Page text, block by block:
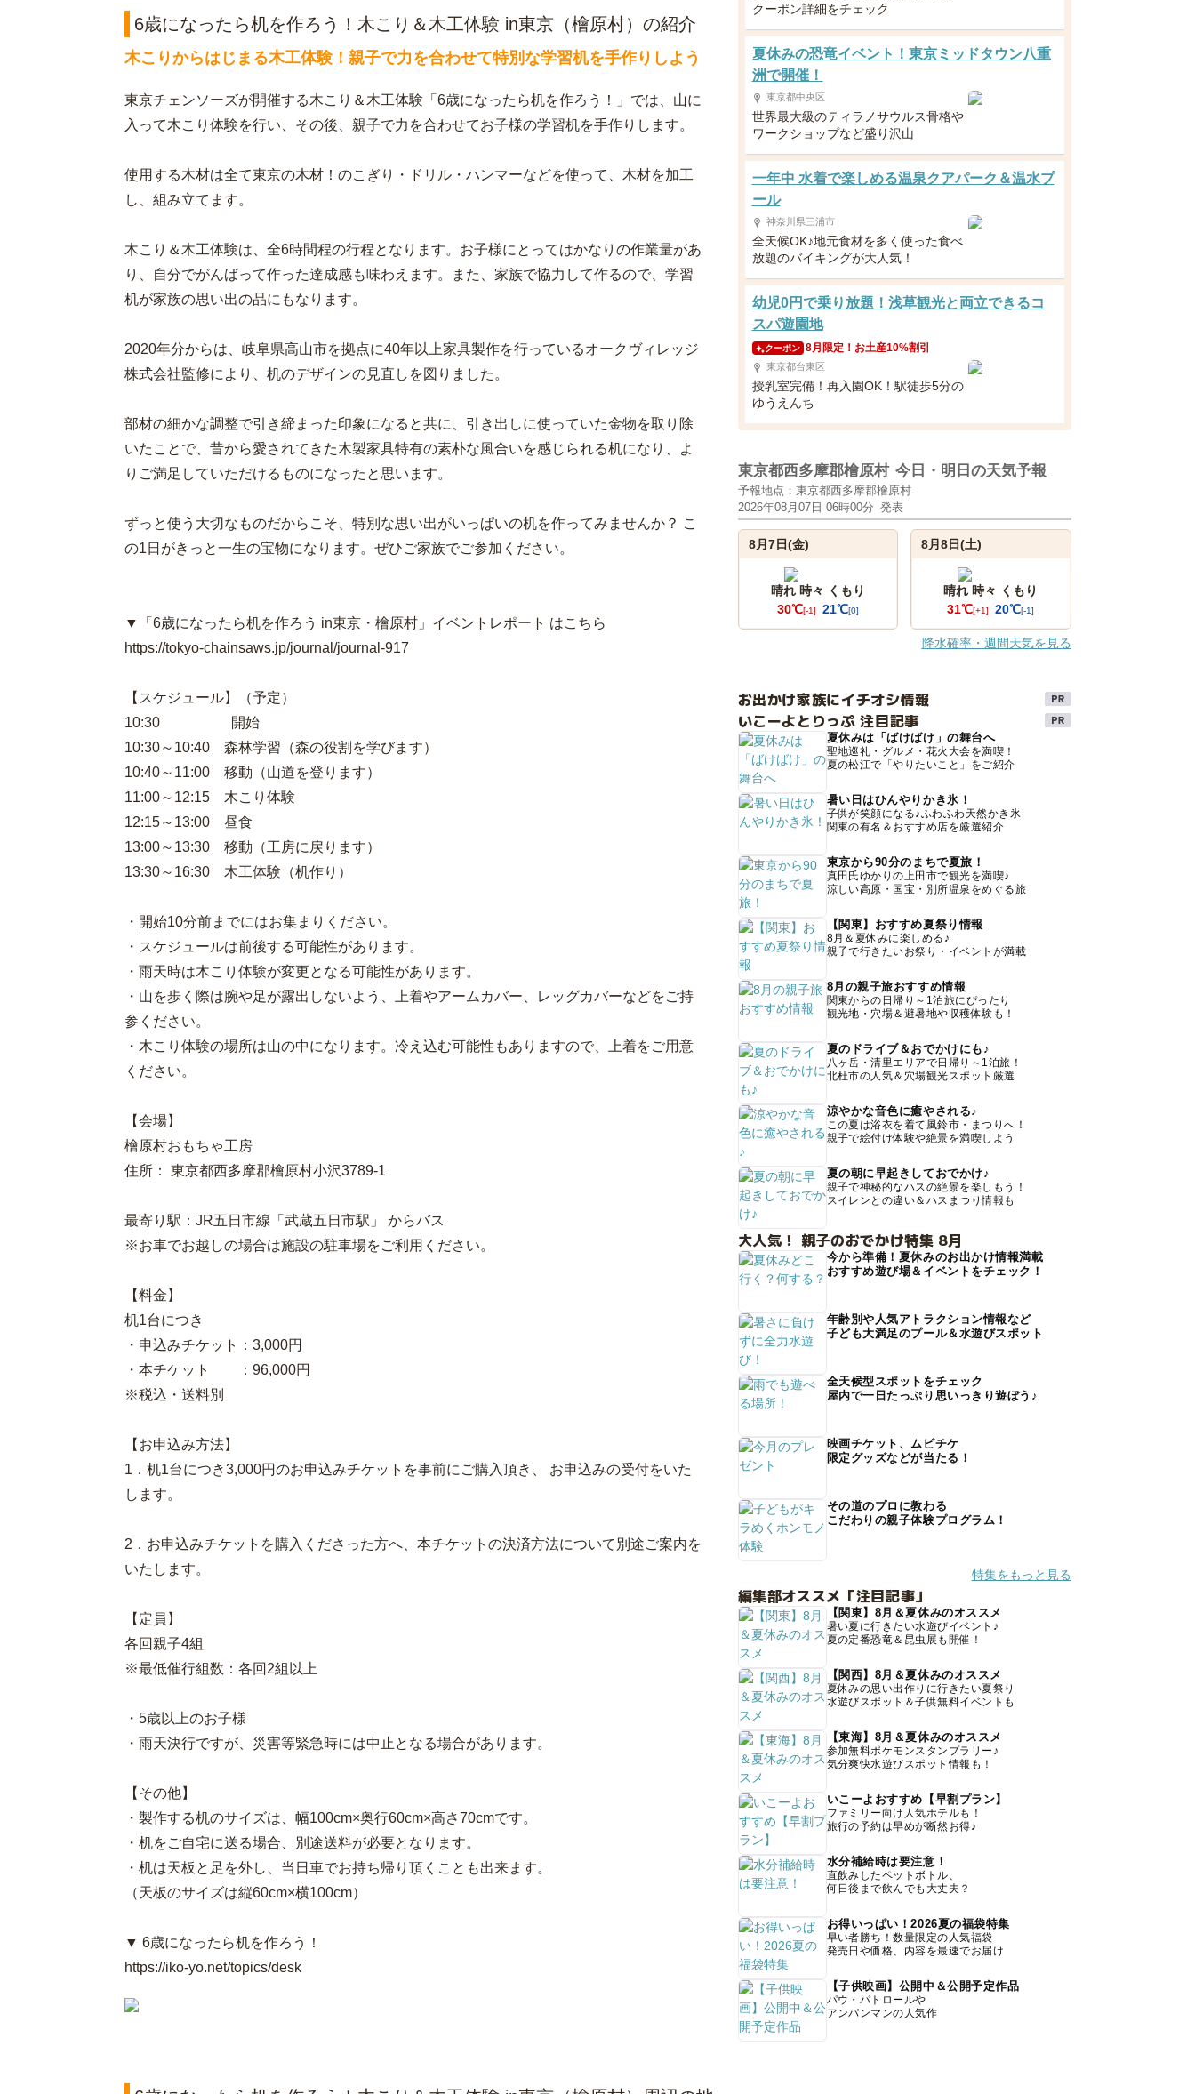
6歳になったら机を作ろう！木こり＆木工体験 in東京（檜原村）の紹介
木こりからはじまる木工体験！親子で力を合わせて特別な学習机を手作りしよう
東京チェンソーズが開催する木こり＆木工体験「6歳になったら机を作ろう！」では、山に
入って木こり体験を行い、その後、親子で力を合わせてお子様の学習机を手作りします。
使用する木材は全て東京の木材！のこぎり・ドリル・ハンマーなどを使って、木材を加工
し、組み立てます。
木こり＆木工体験は、全6時間程の行程となります。お子様にとってはかなりの作業量があ
り、自分でがんばって作った達成感も味わえます。また、家族で協力して作るので、学習
机が家族の思い出の品にもなります。
2020年分からは、岐阜県高山市を拠点に40年以上家具製作を行っているオークヴィレッジ
株式会社監修により、机のデザインの見直しを図りました。
部材の細かな調整で引き締まった印象になると共に、引き出しに使っていた金物を取り除
いたことで、昔から愛されてきた木製家具特有の素朴な風合いを感じられる机になり、よ
りご満足していただけるものになったと思います。
ずっと使う大切なものだからこそ、特別な思い出がいっぱいの机を作ってみませんか？ こ
の1日がきっと一生の宝物になります。ぜひご家族でご参加ください。
▼「6歳になったら机を作ろう in東京・檜原村」イベントレポート はこちら
https://tokyo-chainsaws.jp/journal/journal-917
【スケジュール】（予定）
10:30 開始
10:30～10:40 森林学習（森の役割を学びます）
10:40～11:00 移動（山道を登ります）
11:00～12:15 木こり体験
12:15～13:00 昼食
13:00～13:30 移動（工房に戻ります）
13:30～16:30 木工体験（机作り）
・開始10分前までにはお集まりください。
・スケジュールは前後する可能性があります。
・雨天時は木こり体験が変更となる可能性があります。
・山を歩く際は腕や足が露出しないよう、上着やアームカバー、レッグカバーなどをご持
参ください。
・木こり体験の場所は山の中になります。冷え込む可能性もありますので、上着をご用意
ください。
【会場】
檜原村おもちゃ工房
住所： 東京都西多摩郡檜原村小沢3789-1
最寄り駅：JR五日市線「武蔵五日市駅」 からバス
​​※お車でお越しの場合は施設の駐車場をご利用ください。
【料金】
机1台につき
・申込みチケット：3,000円
・本チケット ：96,000円
※税込・送料別
【お申込み方法】
1．机1台につき3,000円のお申込みチケットを事前にご購入頂き、 お申込みの受付をいた
します。
2．お申込みチケットを購入くださった方へ、本チケットの決済方法について別途ご案内を
いたします。
【定員】
各回親子4組
※最低催行組数：各回2組以上
・5歳以上のお子様
・雨天決行ですが、災害等緊急時には中止となる場合があります。
【その他】
・製作する机のサイズは、幅100cm×奥行60cm×高さ70cmです。
・机をご自宅に送る場合、別途送料が必要となります。
・机は天板と足を外し、当日車でお持ち帰り頂くことも出来ます。
（天板のサイズは縦60cm×横100cm）
▼ 6歳になったら机を作ろう！
https://iko-yo.net/topics/desk
クーポン詳細をチェック
夏休みの恐竜イベント！東京ミッドタウン八重
洲で開催！
東京都中央区
世界最大級のティラノサウルス骨格や
ワークショップなど盛り沢山
一年中 水着で楽しめる温泉クアパーク＆温水プ
ール
神奈川県三浦市
全天候OK♪地元食材を多く使った食べ
放題のバイキングが大人気！
幼児0円で乗り放題！浅草観光と両立できるコ
スパ遊園地
クーポン 8月限定！お土産10%割引
東京都台東区
授乳室完備！再入園OK！駅徒歩5分の
ゆうえんち
東京都西多摩郡檜原村 今日・明日の天気予報
予報地点：東京都西多摩郡檜原村
2026年08月07日 06時00分 発表
8月7日(金)
晴れ 時々 くもり
30℃[-1] 21℃[0]
8月8日(土)
晴れ 時々 くもり
31℃[+1] 20℃[-1]
降水確率・週間天気を見る
お出かけ家族にイチオシ情報
いこーよとりっぷ 注目記事
夏休みは「ばけばけ」の舞台へ
聖地巡礼・グルメ・花火大会を満喫！
夏の松江で「やりたいこと」をご紹介
暑い日はひんやりかき氷！
子供が笑顔になる♪ふわふわ天然かき氷
関東の有名＆おすすめ店を厳選紹介
東京から90分のまちで夏旅！
真田氏ゆかりの上田市で観光を満喫♪
涼しい高原・国宝・別所温泉をめぐる旅
【関東】おすすめ夏祭り情報
8月＆夏休みに楽しめる♪
親子で行きたいお祭り・イベントが満載
8月の親子旅おすすめ情報
関東からの日帰り～1泊旅にぴったり
観光地・穴場＆避暑地や収穫体験も！
夏のドライブ＆おでかけにも♪
八ヶ岳・清里エリアで日帰り～1泊旅！
北杜市の人気＆穴場観光スポット厳選
涼やかな音色に癒やされる♪
この夏は浴衣を着て風鈴市・まつりへ！
親子で絵付け体験や絶景を満喫しよう
夏の朝に早起きしておでかけ♪
親子で神秘的なハスの絶景を楽しもう！
スイレンとの違い＆ハスまつり情報も
大人気！ 親子のおでかけ特集 8月
今から準備！夏休みのお出かけ情報満載
おすすめ遊び場＆イベントをチェック！
年齢別や人気アトラクション情報など
子ども大満足のプール＆水遊びスポット
全天候型スポットをチェック
屋内で一日たっぷり思いっきり遊ぼう♪
映画チケット、ムビチケ
限定グッズなどが当たる！
その道のプロに教わる
こだわりの親子体験プログラム！
特集をもっと見る
編集部オススメ「注目記事」
【関東】8月＆夏休みのオススメ
暑い夏に行きたい水遊びイベント♪
夏の定番恐竜＆昆虫展も開催！
【関西】8月＆夏休みのオススメ
夏休みの思い出作りに行きたい夏祭り
水遊びスポット＆子供無料イベントも
【東海】8月＆夏休みのオススメ
参加無料ポケモンスタンプラリー♪
気分爽快水遊びスポット情報も！
いこーよおすすめ【早割プラン】
ファミリー向け人気ホテルも！
旅行の予約は早めが断然お得♪
水分補給時は要注意！
直飲みしたペットボトル、
何日後まで飲んでも大丈夫？
お得いっぱい！2026夏の福袋特集
早い者勝ち！数量限定の人気福袋
発売日や価格、内容を最速でお届け
【子供映画】公開中＆公開予定作品
パウ・パトロールや
アンパンマンの人気作